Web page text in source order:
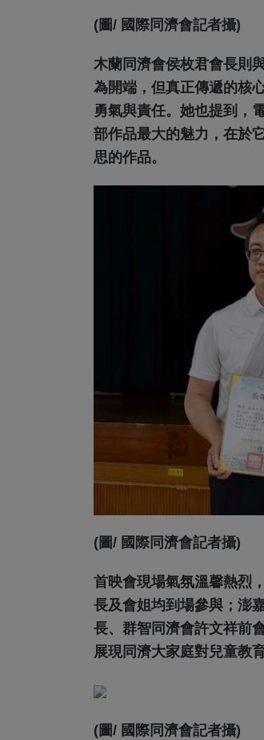
(圖/ 國際同濟會記者攝)
木蘭同濟會侯枚君會長則
為開端，但真正傳遞的核
勇氣與責任。她也提到，
部作品最大的魅力，在於
思的作品。
(圖/ 國際同濟會記者攝)
首映會現場氣氛溫馨熱烈
長及會姐均到場參與；澎
長、群智同濟會許文祥前
展現同濟大家庭對兒童教
(圖/ 國際同濟會記者攝)